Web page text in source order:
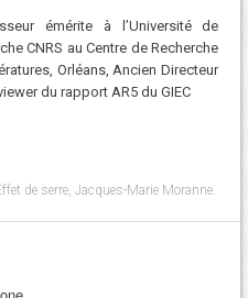
émérite à l’Université de
CNRS au Centre de Recherche
Orléans, Ancien Directeur
du rapport AR5 du GIEC
de serre, Jacques-Marie Moranne.